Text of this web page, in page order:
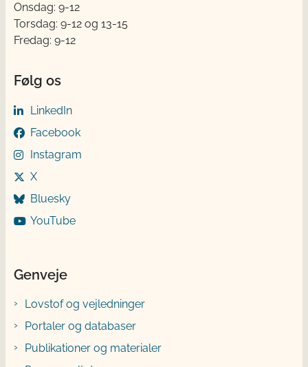
Onsdag: 9-12
Torsdag: 9-12 og 13-15
Fredag: 9-12
Følg os
LinkedIn
Facebook
Instagram
X
Bluesky
YouTube
Genveje
Lovstof og vejledninger
Portaler og databaser
Publikationer og materialer